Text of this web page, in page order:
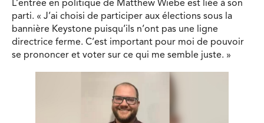
L’entrée en politique de Matthew Wiebe est liée à son
parti. « J’ai choisi de participer aux élections sous la
bannière Keystone puisqu’ils n’ont pas une ligne
directrice ferme. C’est important pour moi de pouvoir
se prononcer et voter sur ce qui me semble juste. »